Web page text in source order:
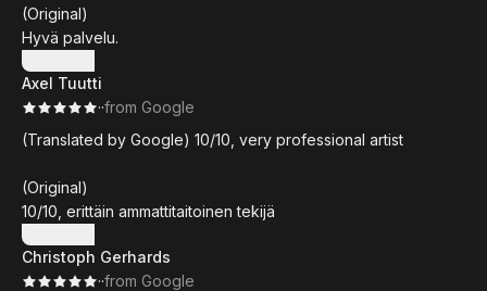
(Original)
Hyvä palvelu.
Show more
Axel Tuutti
··from Google
(Translated by Google) 10/10, very professional artist
(Original)
10/10, erittäin ammattitaitoinen tekijä
Show more
Christoph Gerhards
··from Google